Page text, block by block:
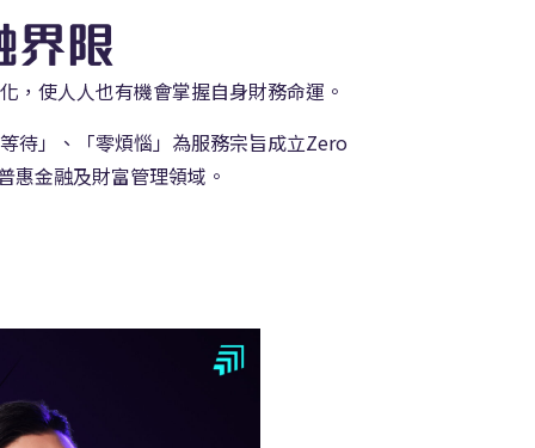
界限
，使人人也有機會掌握自身財務命運。
待」、「零煩惱」為服務宗旨成立Zero
惠金融及財富管理領域。